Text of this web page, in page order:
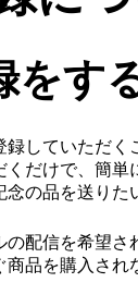
をす
録していただく
くだけで、簡単
念の品を送りた
の配信を希望
商品を購入され